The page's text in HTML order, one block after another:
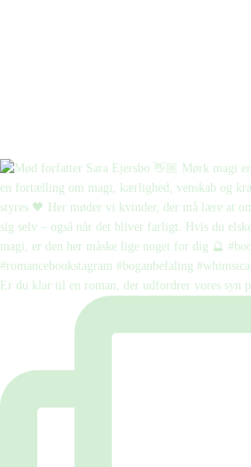
Er du klar til en roman, der udfordrer vores syn p